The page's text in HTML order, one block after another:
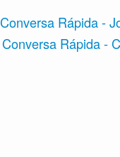
Conversa Rápida -
Conversa Rápida -